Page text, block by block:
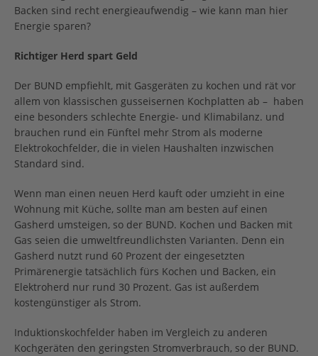
Backen sind recht energieaufwendig – wie kann man hier
Energie sparen?
Richtiger Herd spart Geld
Der BUND empfiehlt, mit Gasgeräten zu kochen und rät vor
allem von klassischen gusseisernen Kochplatten ab – haben
eine besonders schlechte Energie- und Klimabilanz. und
brauchen rund ein Fünftel mehr Strom als moderne
Elektrokochfelder, die in vielen Haushalten inzwischen
Standard sind.
Wenn man einen neuen Herd kauft oder umzieht in eine
Wohnung mit Küche, sollte man am besten auf einen
Gasherd umsteigen, so der BUND. Kochen und Backen mit
Gas seien die umweltfreundlichsten Varianten. Denn ein
Gasherd nutzt rund 60 Prozent der eingesetzten
Primärenergie tatsächlich fürs Kochen und Backen, ein
Elektroherd nur rund 30 Prozent. Gas ist außerdem
kostengünstiger als Strom.
Induktionskochfelder haben im Vergleich zu anderen
Kochgeräten den geringsten Stromverbrauch, so der BUND.